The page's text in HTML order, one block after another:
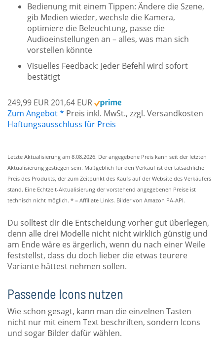
Bedienung mit einem Tippen: Ändere die Szene,
gib Medien wieder, wechsle die Kamera,
optimiere die Beleuchtung, passe die
Audioeinstellungen an – alles, was man sich
vorstellen könnte
Visuelles Feedback: Jeder Befehl wird sofort
bestätigt
249,99 EUR201,64 EUR
Zum Angebot * Preis inkl. MwSt., zzgl. Versandkosten
Haftungsausschluss für Preis
Letzte Aktualisierung am 8.08.2026. Der angegebene Preis kann seit der letzten
Aktualisierung gestiegen sein. Maßgeblich für den Verkauf ist der tatsächliche
Preis des Produkts, der zum Zeitpunkt des Kaufs auf der Website des Verkäufers
stand. Eine Echtzeit-Aktualisierung der vorstehend angegebenen Preise ist
technisch nicht möglich. * = Affiliate Links. Bilder von Amazon PA-API.
Du solltest dir die Entscheidung vorher gut überlegen,
denn alle drei Modelle nicht nicht wirklich günstig und
am Ende wäre es ärgerlich, wenn du nach einer Weile
feststellst, dass du doch lieber die etwas teurere
Variante hättest nehmen sollen.
Passende Icons nutzen
Wie schon gesagt, kann man die einzelnen Tasten
nicht nur mit einem Text beschriften, sondern Icons
und sogar Bilder dafür wählen.